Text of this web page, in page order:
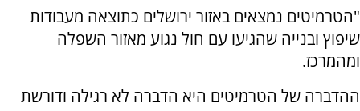
"הטרמיטים נמצאים באזור ירושלים כתוצאה מעבודות
שיפוץ ובנייה שהגיעו עם חול נגוע מאזור השפלה
ומהמרכז.
ההדברה של הטרמיטים היא הדברה לא רגילה ודורשת